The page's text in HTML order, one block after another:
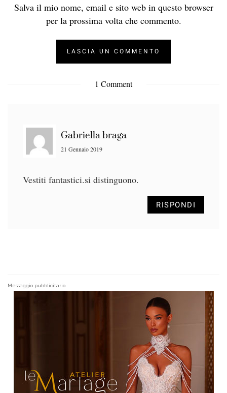
Salva il mio nome, email e sito web in questo browser
per la prossima volta che commento.
1 Comment
Gabriella braga
21 Gennaio 2019
Vestiti fantastici.si distinguono.
RISPONDI
Messaggio pubblicitario